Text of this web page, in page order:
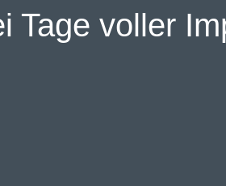
Tage voller